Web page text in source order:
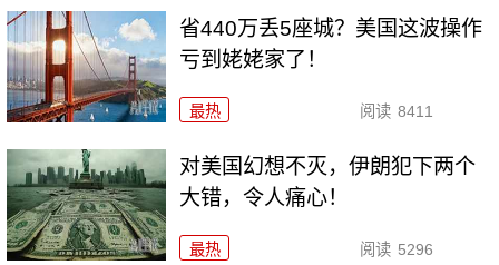
省440万丢5座城？美国这波操作
亏到姥姥家了！
最热 阅读 8411
对美国幻想不灭，伊朗犯下两个
大错，令人痛心！
最热 阅读 5296